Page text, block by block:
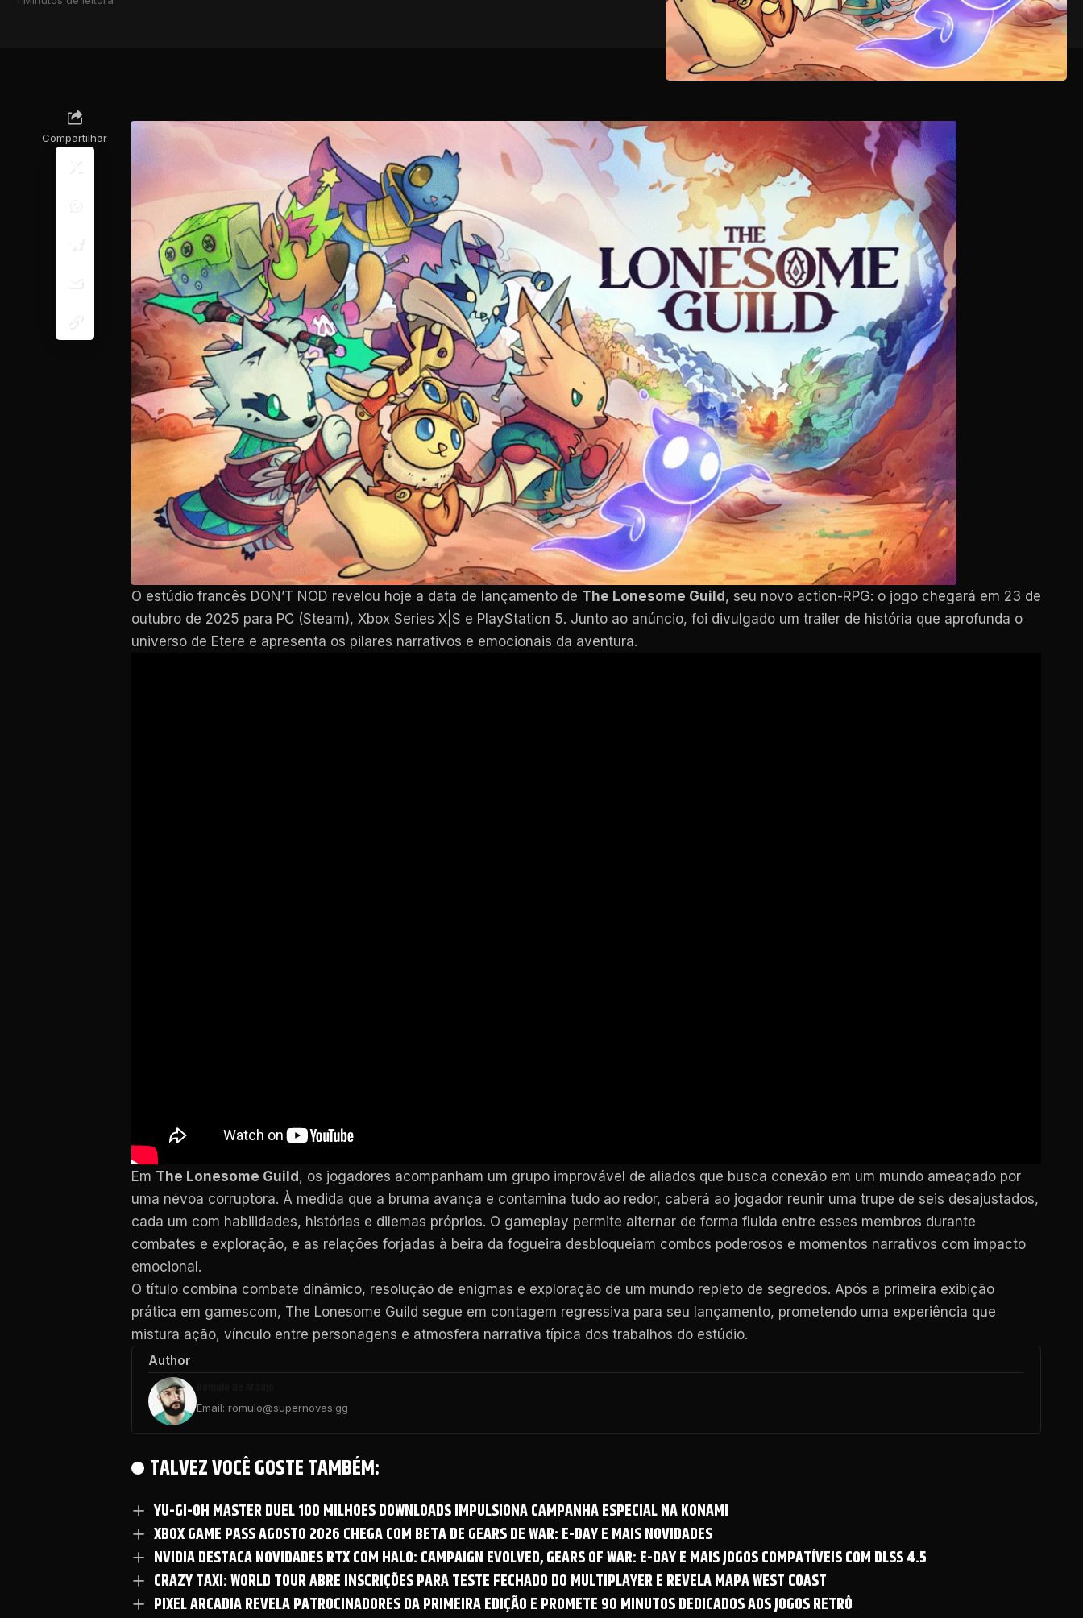
Compartilhar
O estúdio francês DON’T NOD revelou hoje a data de lançamento de The Lonesome Guild , seu novo action-RPG: o jogo chegará em 23 de
outubro de 2025 para PC (Steam), Xbox Series X|S e PlayStation 5. Junto ao anúncio, foi divulgado um trailer de história que aprofunda o
universo de Etere e apresenta os pilares narrativos e emocionais da aventura.
Em The Lonesome Guild, os jogadores acompanham um grupo improvável de aliados que busca conexão em um mundo ameaçado por
uma névoa corruptora. À medida que a bruma avança e contamina tudo ao redor, caberá ao jogador reunir uma trupe de seis desajustados,
cada um com habilidades, histórias e dilemas próprios. O gameplay permite alternar de forma fluida entre esses membros durante
combates e exploração, e as relações forjadas à beira da fogueira desbloqueiam combos poderosos e momentos narrativos com impacto
emocional.
O título combina combate dinâmico, resolução de enigmas e exploração de um mundo repleto de segredos. Após a primeira exibição
prática em gamescom, The Lonesome Guild segue em contagem regressiva para seu lançamento, prometendo uma experiência que
mistura ação, vínculo entre personagens e atmosfera narrativa típica dos trabalhos do estúdio.
Author
Email: romulo@supernovas.gg
TALVEZ VOCÊ GOSTE TAMBÉM:
YU-GI-OH MASTER DUEL 100 MILHOES DOWNLOADS IMPULSIONA CAMPANHA ESPECIAL NA KONAMI
XBOX GAME PASS AGOSTO 2026 CHEGA COM BETA DE GEARS DE WAR: E-DAY E MAIS NOVIDADES
NVIDIA DESTACA NOVIDADES RTX COM HALO: CAMPAIGN EVOLVED, GEARS OF WAR: E-DAY E MAIS JOGOS COMPATÍVEIS COM DLSS 4.5
CRAZY TAXI: WORLD TOUR ABRE INSCRIÇÕES PARA TESTE FECHADO DO MULTIPLAYER E REVELA MAPA WEST COAST
PIXEL ARCADIA REVELA PATROCINADORES DA PRIMEIRA EDIÇÃO E PROMETE 90 MINUTOS DEDICADOS AOS JOGOS RETRÔ